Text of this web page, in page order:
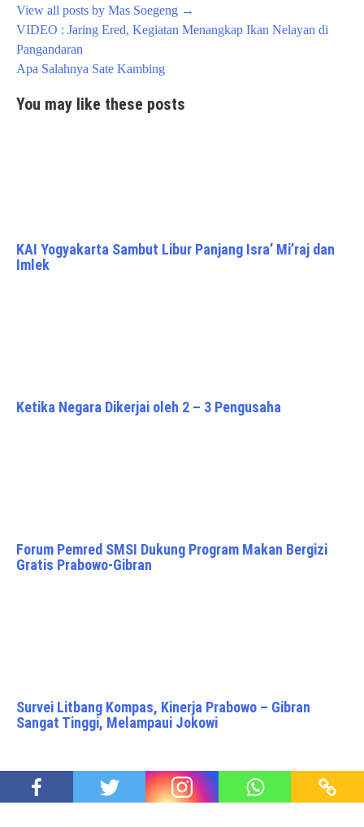
View all posts by Mas Soegeng →
Post
navigation
VIDEO : Jaring Ered, Kegiatan Menangkap Ikan Nelayan di
Pangandaran
Apa Salahnya Sate Kambing
You may like these posts
KAI Yogyakarta Sambut Libur Panjang Isra’ Mi’raj dan
Imlek
Ketika Negara Dikerjai oleh 2 – 3 Pengusaha
Forum Pemred SMSI Dukung Program Makan Bergizi
Gratis Prabowo-Gibran
Survei Litbang Kompas, Kinerja Prabowo – Gibran
Sangat Tinggi, Melampaui Jokowi